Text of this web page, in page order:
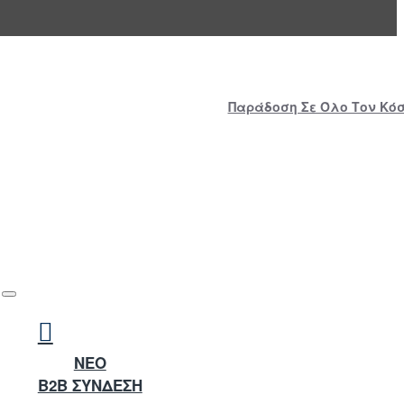
Παράδοση Σε Όλο Τον
NEO
B2B ΣΥΝΔΕΣΗ